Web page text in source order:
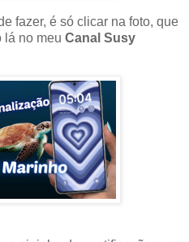
fazer, é só clicar na foto, que
lá no meu Canal Susy